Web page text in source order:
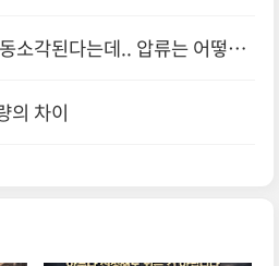
소각된다는데.. 압류는 어떻게
의 차이